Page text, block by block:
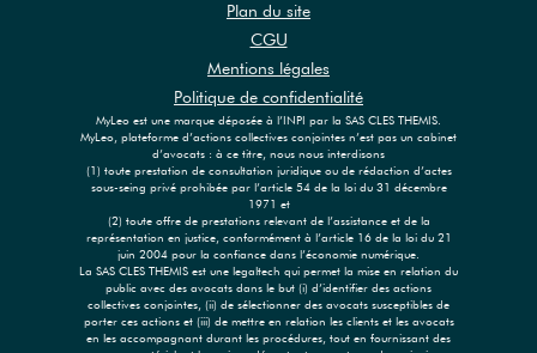
CGU
Mentions légales
Politique de confidentialité
Plan du site
MyLeo est une marque déposée à l’INPI par la SAS CLES THEMIS.
MyLeo, plateforme d’actions collectives conjointes n’est pas un cabinet
d’avocats : à ce titre, nous nous interdisons
(1) toute prestation de consultation juridique ou de rédaction d’actes
sous-seing privé prohibée par l’article 54 de la loi du 31 décembre
1971 et
(2) toute offre de prestations relevant de l’assistance et de la
représentation en justice, conformément à l’article 16 de la loi du 21
juin 2004 pour la confiance dans l’économie numérique.
La SAS CLES THEMIS est une legaltech qui permet la mise en relation du
public avec des avocats dans le but (i) d’identifier des actions
collectives conjointes, (ii) de sélectionner des avocats susceptibles de
porter ces actions et (iii) de mettre en relation les clients et les avocats
en les accompagnant durant les procédures, tout en fournissant des